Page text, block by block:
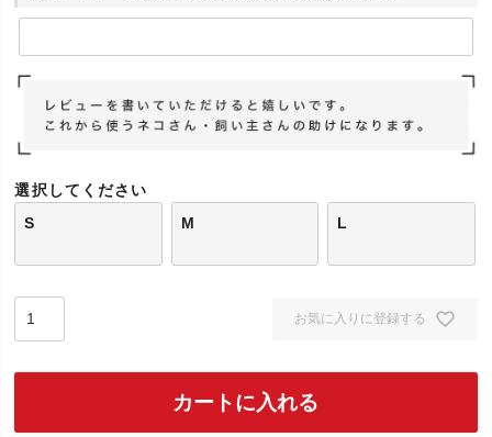
選択してください
S
M L
お気に入りに登録する
カートに入れる